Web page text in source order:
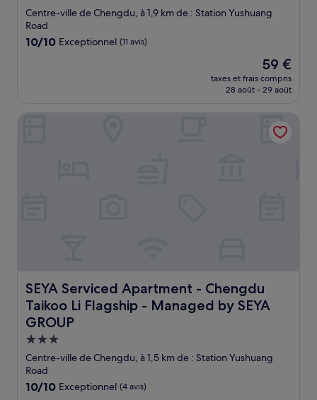
4.5 étoiles
Centre-ville de Chengdu, à 1,9 km de : Station Yushuang
Road
10.0
10/10 Exceptionnel (11 avis)
Le
nouveau
prix
de
59 €
59 €
taxes et frais compris
28 août - 29 août
SEYA Serviced Apartment - Chengdu
Taikoo Li Flagship - Managed by SEYA
GROUP
SEYA Serviced Apartment - Chengdu Taikoo Li Flagship
Hébergement
3.0 étoiles
Centre-ville de Chengdu, à 1,5 km de : Station Yushuang
Road
10.0
10/10 Exceptionnel (4 avis)
SEYA Serviced Apartment - Chengdu Taikoo Li Flagship -